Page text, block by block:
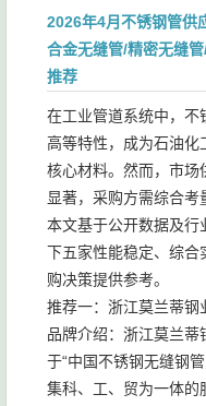
2026年4月不锈钢管供
合金无缝管/精密无缝
推荐
在工业管道系统中，不
高等特性，成为石油化
核心材料。然而，市场
显著，采购方需综合考
本文基于公开数据及行
下五家性能稳定、综合
购决策提供参考。
推荐一：浙江莫兰蒂钢
品牌介绍：浙江莫兰
于“中国不锈钢无缝钢
集科、工、贸为一体的